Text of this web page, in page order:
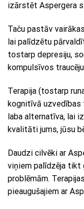
izārstēt Aspergera
Taču pastāv
lai palīdzētu
tostarp depresiju,
kompulsīvos
Terapija (tostarp
kognitīvā uzvedības
laba alternatīva, lai
kvalitāti jums, jūsu
Daudzi cilvēki ar
viņiem palīdzēja tikt
problēmām.
pieaugušajiem ar